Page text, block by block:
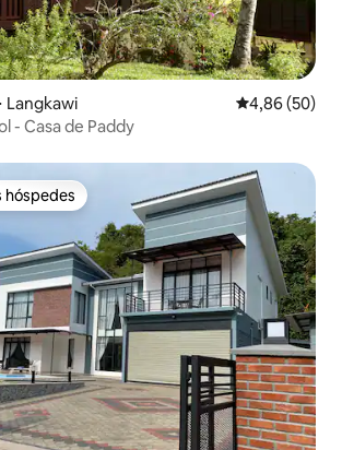
Langkawi 4,86 de uma
4,86 (50)
- Casa de Paddy
preferidos dos hóspedes
hóspedes